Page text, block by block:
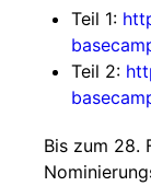
Teil 1:
Teil 2:
Bis zum 28.